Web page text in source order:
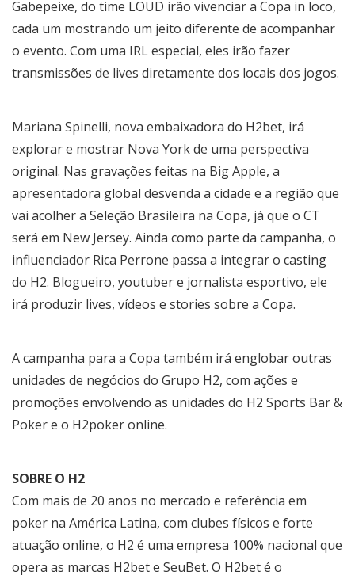
Gabepeixe, do time LOUD irão vivenciar a Copa in loco,
cada um mostrando um jeito diferente de acompanhar
o evento. Com uma IRL especial, eles irão fazer
transmissões de lives diretamente dos locais dos jogos.
Mariana Spinelli, nova embaixadora do H2bet, irá
explorar e mostrar Nova York de uma perspectiva
original. Nas gravações feitas na Big Apple, a
apresentadora global desvenda a cidade e a região que
vai acolher a Seleção Brasileira na Copa, já que o CT
será em New Jersey. Ainda como parte da campanha, o
influenciador Rica Perrone passa a integrar o casting
do H2. Blogueiro, youtuber e jornalista esportivo, ele
irá produzir lives, vídeos e stories sobre a Copa.
A campanha para a Copa também irá englobar outras
unidades de negócios do Grupo H2, com ações e
promoções envolvendo as unidades do H2 Sports Bar &
Poker e o H2poker online.
SOBRE O H2
Com mais de 20 anos no mercado e referência em
poker na América Latina, com clubes físicos e forte
atuação online, o H2 é uma empresa 100% nacional que
opera as marcas H2bet e SeuBet. O H2bet é o